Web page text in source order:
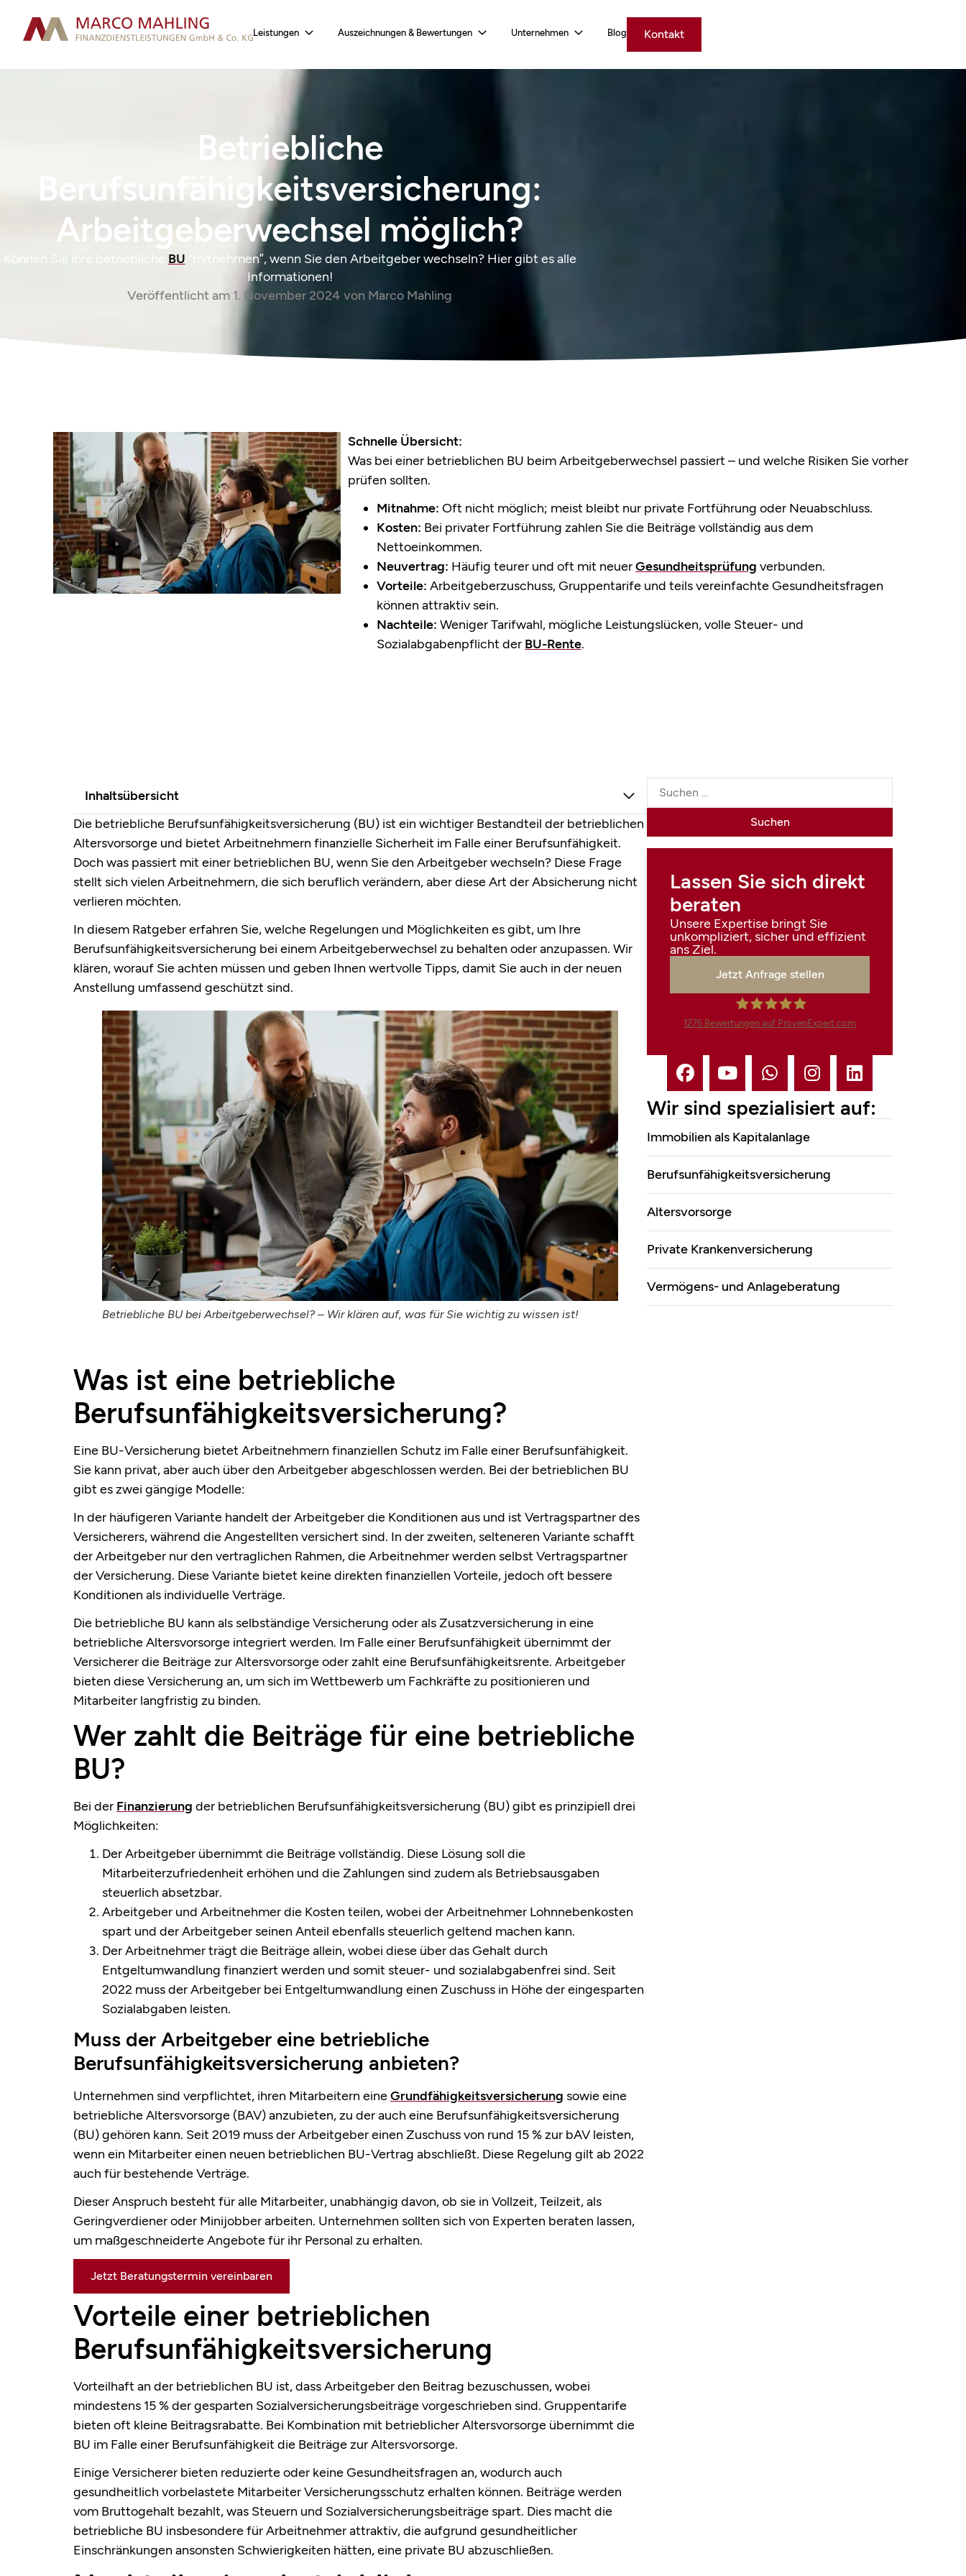
Leistungen Auszeichnungen & Bewertungen Unternehmen Blog Kontakt
Betriebliche
Berufsunfähigkeitsversicherung:
Arbeitgeberwechsel möglich?
Können Sie ihre betriebliche BU “mitnehmen”, wenn Sie den Arbeitgeber wechseln? Hier gibt es alle
Informationen!
Veröffentlicht am 1. November 2024 von Marco Mahling
Schnelle Übersicht:
Was bei einer betrieblichen BU beim Arbeitgeberwechsel passiert – und welche Risiken Sie vorher
prüfen sollten.
Mitnahme: Oft nicht möglich; meist bleibt nur private Fortführung oder Neuabschluss.
Kosten: Bei privater Fortführung zahlen Sie die Beiträge vollständig aus dem
Nettoeinkommen.
Neuvertrag: Häufig teurer und oft mit neuerGesundheitsprüfung verbunden.
Vorteile: Arbeitgeberzuschuss, Gruppentarife und teils vereinfachte Gesundheitsfragen
können attraktiv sein.
Nachteile: Weniger Tarifwahl, mögliche Leistungslücken, volle Steuer- und
Sozialabgabenpflicht der BU-Rente.
Inhaltsübersicht
Die betriebliche Berufsunfähigkeitsversicherung (BU) ist ein wichtiger Bestandteil der betrieblichen
Altersvorsorge und bietet Arbeitnehmern finanzielle Sicherheit im Falle einer Berufsunfähigkeit.
Doch was passiert mit einer betrieblichen BU, wenn Sie den Arbeitgeber wechseln? Diese Frage
stellt sich vielen Arbeitnehmern, die sich beruflich verändern, aber diese Art der Absicherung nicht
verlieren möchten.
In diesem Ratgeber erfahren Sie, welche Regelungen und Möglichkeiten es gibt, um Ihre
Berufsunfähigkeitsversicherung bei einem Arbeitgeberwechsel zu behalten oder anzupassen. Wir
klären, worauf Sie achten müssen und geben Ihnen wertvolle Tipps, damit Sie auch in der neuen
Anstellung umfassend geschützt sind.
Betriebliche BU bei Arbeitgeberwechsel? – Wir klären auf, was für Sie wichtig zu wissen ist!
Was ist eine betriebliche
Berufsunfähigkeitsversicherung?
Eine BU-Versicherung bietet Arbeitnehmern finanziellen Schutz im Falle einer Berufsunfähigkeit.
Sie kann privat, aber auch über den Arbeitgeber abgeschlossen werden. Bei der betrieblichen BU
gibt es zwei gängige Modelle:
In der häufigeren Variante handelt der Arbeitgeber die Konditionen aus und ist Vertragspartner des
Versicherers, während die Angestellten versichert sind. In der zweiten, selteneren Variante schafft
der Arbeitgeber nur den vertraglichen Rahmen, die Arbeitnehmer werden selbst Vertragspartner
der Versicherung. Diese Variante bietet keine direkten finanziellen Vorteile, jedoch oft bessere
Konditionen als individuelle Verträge.
Die betriebliche BU kann als selbständige Versicherung oder als Zusatzversicherung in eine
betriebliche Altersvorsorge integriert werden. Im Falle einer Berufsunfähigkeit übernimmt der
Versicherer die Beiträge zur Altersvorsorge oder zahlt eine Berufsunfähigkeitsrente. Arbeitgeber
bieten diese Versicherung an, um sich im Wettbewerb um Fachkräfte zu positionieren und
Mitarbeiter langfristig zu binden.
Wer zahlt die Beiträge für eine betriebliche
BU?
Bei der Finanzierung der betrieblichen Berufsunfähigkeitsversicherung (BU) gibt es prinzipiell drei
Möglichkeiten:
Der Arbeitgeber übernimmt die Beiträge vollständig. Diese Lösung soll die
Mitarbeiterzufriedenheit erhöhen und die Zahlungen sind zudem als Betriebsausgaben
steuerlich absetzbar.
Arbeitgeber und Arbeitnehmer die Kosten teilen, wobei der Arbeitnehmer Lohnnebenkosten
spart und der Arbeitgeber seinen Anteil ebenfalls steuerlich geltend machen kann.
Der Arbeitnehmer trägt die Beiträge allein, wobei diese über das Gehalt durch
Entgeltumwandlung finanziert werden und somit steuer- und sozialabgabenfrei sind. Seit
2022 muss der Arbeitgeber bei Entgeltumwandlung einen Zuschuss in Höhe der eingesparten
Sozialabgaben leisten.
Muss der Arbeitgeber eine betriebliche
Berufsunfähigkeitsversicherung anbieten?
Unternehmen sind verpflichtet, ihren Mitarbeitern eineGrundfähigkeitsversicherung sowie eine
betriebliche Altersvorsorge (BAV) anzubieten, zu der auch eine Berufsunfähigkeitsversicherung
(BU) gehören kann. Seit 2019 muss der Arbeitgeber einen Zuschuss von rund 15 % zur bAV leisten,
wenn ein Mitarbeiter einen neuen betrieblichen BU-Vertrag abschließt. Diese Regelung gilt ab 2022
auch für bestehende Verträge.
Dieser Anspruch besteht für alle Mitarbeiter, unabhängig davon, ob sie in Vollzeit, Teilzeit, als
Geringverdiener oder Minijobber arbeiten. Unternehmen sollten sich von Experten beraten lassen,
um maßgeschneiderte Angebote für ihr Personal zu erhalten.
Jetzt Beratungstermin vereinbaren
Vorteile einer betrieblichen
Berufsunfähigkeitsversicherung
Vorteilhaft an der betrieblichen BU ist, dass Arbeitgeber den Beitrag bezuschussen, wobei
mindestens 15 % der gesparten Sozialversicherungsbeiträge vorgeschrieben sind. Gruppentarife
bieten oft kleine Beitragsrabatte. Bei Kombination mit betrieblicher Altersvorsorge übernimmt die
BU im Falle einer Berufsunfähigkeit die Beiträge zur Altersvorsorge.
Einige Versicherer bieten reduzierte oder keine Gesundheitsfragen an, wodurch auch
gesundheitlich vorbelastete Mitarbeiter Versicherungsschutz erhalten können. Beiträge werden
vom Bruttogehalt bezahlt, was Steuern und Sozialversicherungsbeiträge spart. Dies macht die
betriebliche BU insbesondere für Arbeitnehmer attraktiv, die aufgrund gesundheitlicher
Einschränkungen ansonsten Schwierigkeiten hätten, eine private BU abzuschließen.
Lassen Sie sich direkt
beraten
Unsere Expertise bringt Sie
unkompliziert, sicher und effizient
ans Ziel.
Jetzt Anfrage stellen
Marco Mahling GmbH
&Co.KG
1276 Bewertungen auf ProvenExpert.com
Wir sind spezialisiert auf:
Immobilien als Kapitalanlage
Berufsunfähigkeitsversicherung
Altersvorsorge
Private Krankenversicherung
Vermögens- und Anlageberatung